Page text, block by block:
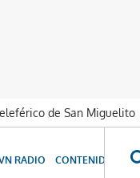
de San Miguelito
RADIO CONTENIDOS